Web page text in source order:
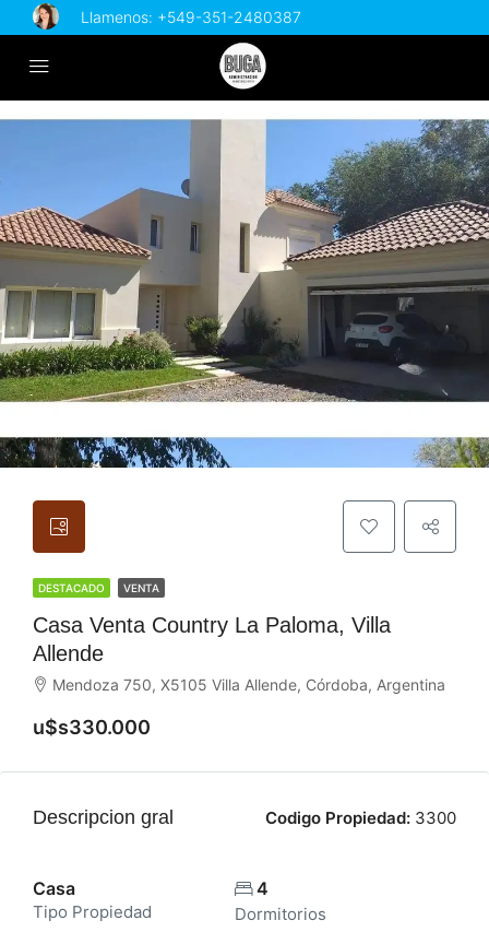
Llamenos: +549-351-2480387
DESTACADO VENTA
Casa Venta Country La Paloma, Villa
Allende
Mendoza 750, X5105 Villa Allende, Córdoba, Argentina
u$s330.000
Descripcion gral Codigo Propiedad: 3300
Casa
Tipo Propiedad
4
Dormitorios